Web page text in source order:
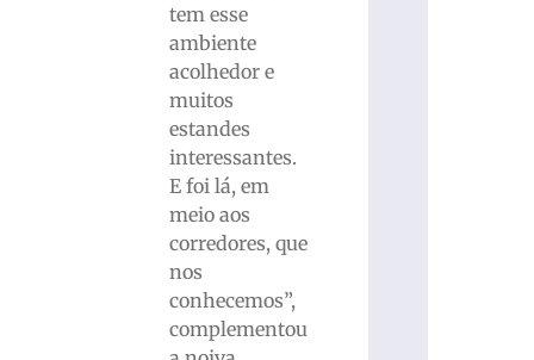
tem esse
ambiente
acolhedor e
muitos
estandes
interessantes.
E foi lá, em
meio aos
corredores, que
nos
conhecemos”,
complementou